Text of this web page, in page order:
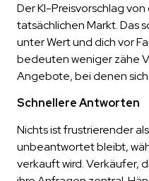
Der KI-Preisvorschlag
tatsächlichen Markt. Das
unter Wert und dich vor
bedeuten weniger zähe
Angebote, bei denen
Schnellere Antworten
Nichts ist frustrierender
unbeantwortet bleibt,
verkauft wird. Verkäufer,